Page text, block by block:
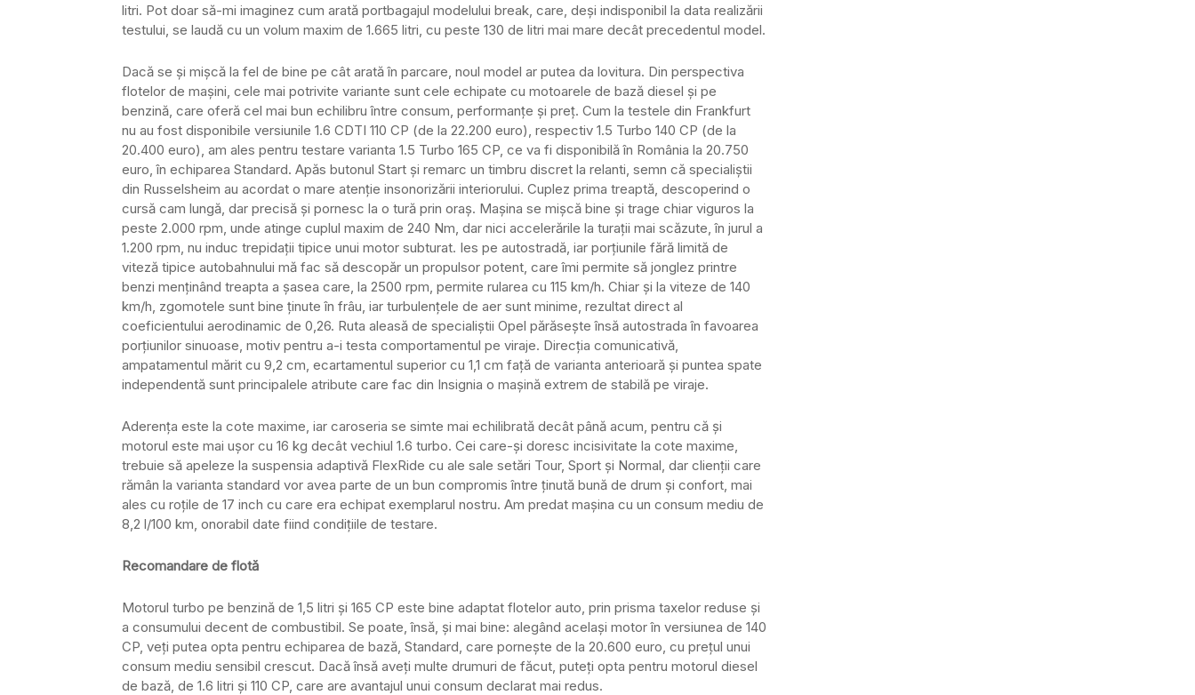
litri. Pot doar să-mi imaginez cum arată portbagajul modelului break, care, deși indisponibil la data realizării
testului, se laudă cu un volum maxim de 1.665 litri, cu peste 130 de litri mai mare decât precedentul model.
Dacă se și mișcă la fel de bine pe cât arată în parcare, noul model ar putea da lovitura. Din perspectiva
flotelor de mașini, cele mai potrivite variante sunt cele echipate cu motoarele de bază diesel și pe
benzină, care oferă cel mai bun echilibru între consum, performanțe și preț. Cum la testele din Frankfurt
nu au fost disponibile versiunile 1.6 CDTI 110 CP (de la 22.200 euro), respectiv 1.5 Turbo 140 CP (de la
20.400 euro), am ales pentru testare varianta 1.5 Turbo 165 CP, ce va fi disponibilă în România la 20.750
euro, în echiparea Standard. Apăs butonul Start și remarc un timbru discret la relanti, semn că specialiștii
din Russelsheim au acordat o mare atenție insonorizării interiorului. Cuplez prima treaptă, descoperind o
cursă cam lungă, dar precisă și pornesc la o tură prin oraș. Mașina se mișcă bine și trage chiar viguros la
peste 2.000 rpm, unde atinge cuplul maxim de 240 Nm, dar nici accelerările la turații mai scăzute, în jurul a
1.200 rpm, nu induc trepidații tipice unui motor subturat. Ies pe autostradă, iar porțiunile fără limită de
viteză tipice autobahnului mă fac să descopăr un propulsor potent, care îmi permite să jonglez printre
benzi menținând treapta a șasea care, la 2500 rpm, permite rularea cu 115 km/h. Chiar și la viteze de 140
km/h, zgomotele sunt bine ținute în frâu, iar turbulențele de aer sunt minime, rezultat direct al
coeficientului aerodinamic de 0,26. Ruta aleasă de specialiștii Opel părăsește însă autostrada în favoarea
porțiunilor sinuoase, motiv pentru a-i testa comportamentul pe viraje. Direcția comunicativă,
ampatamentul mărit cu 9,2 cm, ecartamentul superior cu 1,1 cm față de varianta anterioară și puntea spate
independentă sunt principalele atribute care fac din Insignia o mașină extrem de stabilă pe viraje.
Aderența este la cote maxime, iar caroseria se simte mai echilibrată decât până acum, pentru că și
motorul este mai ușor cu 16 kg decât vechiul 1.6 turbo. Cei care-și doresc incisivitate la cote maxime,
trebuie să apeleze la suspensia adaptivă FlexRide cu ale sale setări Tour, Sport și Normal, dar clienții care
rămân la varianta standard vor avea parte de un bun compromis între ținută bună de drum și confort, mai
ales cu roțile de 17 inch cu care era echipat exemplarul nostru. Am predat mașina cu un consum mediu de
8,2 l/100 km, onorabil date fiind condițiile de testare.
Recomandare de flotă
Motorul turbo pe benzină de 1,5 litri și 165 CP este bine adaptat flotelor auto, prin prisma taxelor reduse și
a consumului decent de combustibil. Se poate, însă, și mai bine: alegând același motor în versiunea de 140
CP, veți putea opta pentru echiparea de bază, Standard, care pornește de la 20.600 euro, cu prețul unui
consum mediu sensibil crescut. Dacă însă aveți multe drumuri de făcut, puteți opta pentru motorul diesel
de bază, de 1.6 litri și 110 CP, care are avantajul unui consum declarat mai redus.